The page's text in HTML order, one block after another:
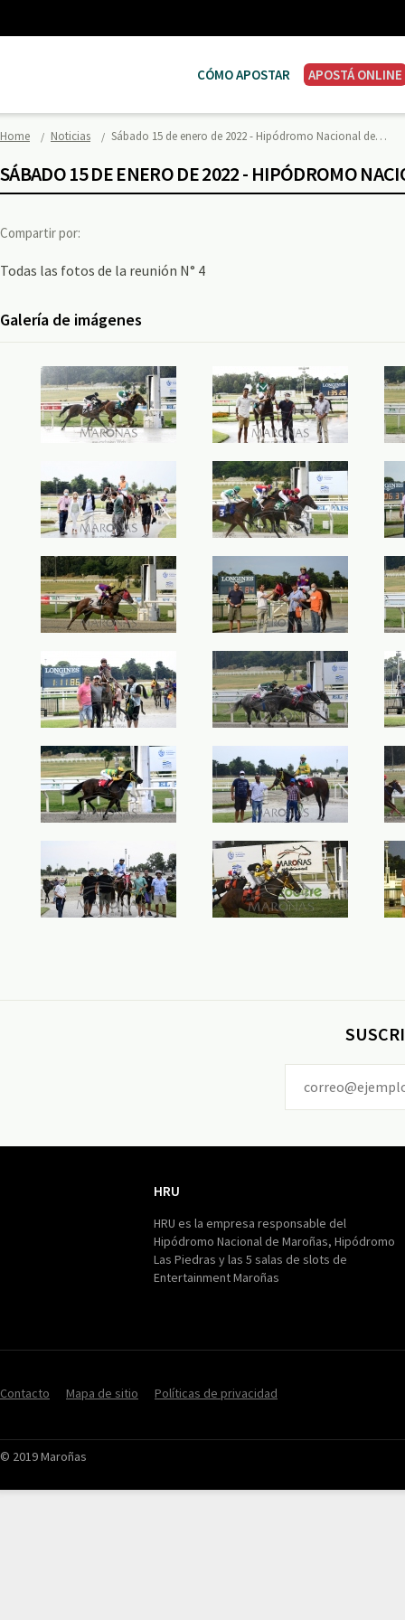
CÓMO APOSTAR APOSTÁ ONLINE
Home Noticias Sábado 15 de enero de 2022 - Hipódromo Nacional de…
SÁBADO 15 DE ENERO DE 2022 - HIPÓDROMO
Compartir por:
Todas las fotos de la reunión N° 4
Galería de imágenes
HRU
HRU es la empresa responsable del
Hipódromo Nacional de Maroñas, Hipódromo
Las Piedras y las 5 salas de slots de
Entertainment Maroñas
Contacto Mapa de sitio Políticas de privacidad
© 2019 Maroñas